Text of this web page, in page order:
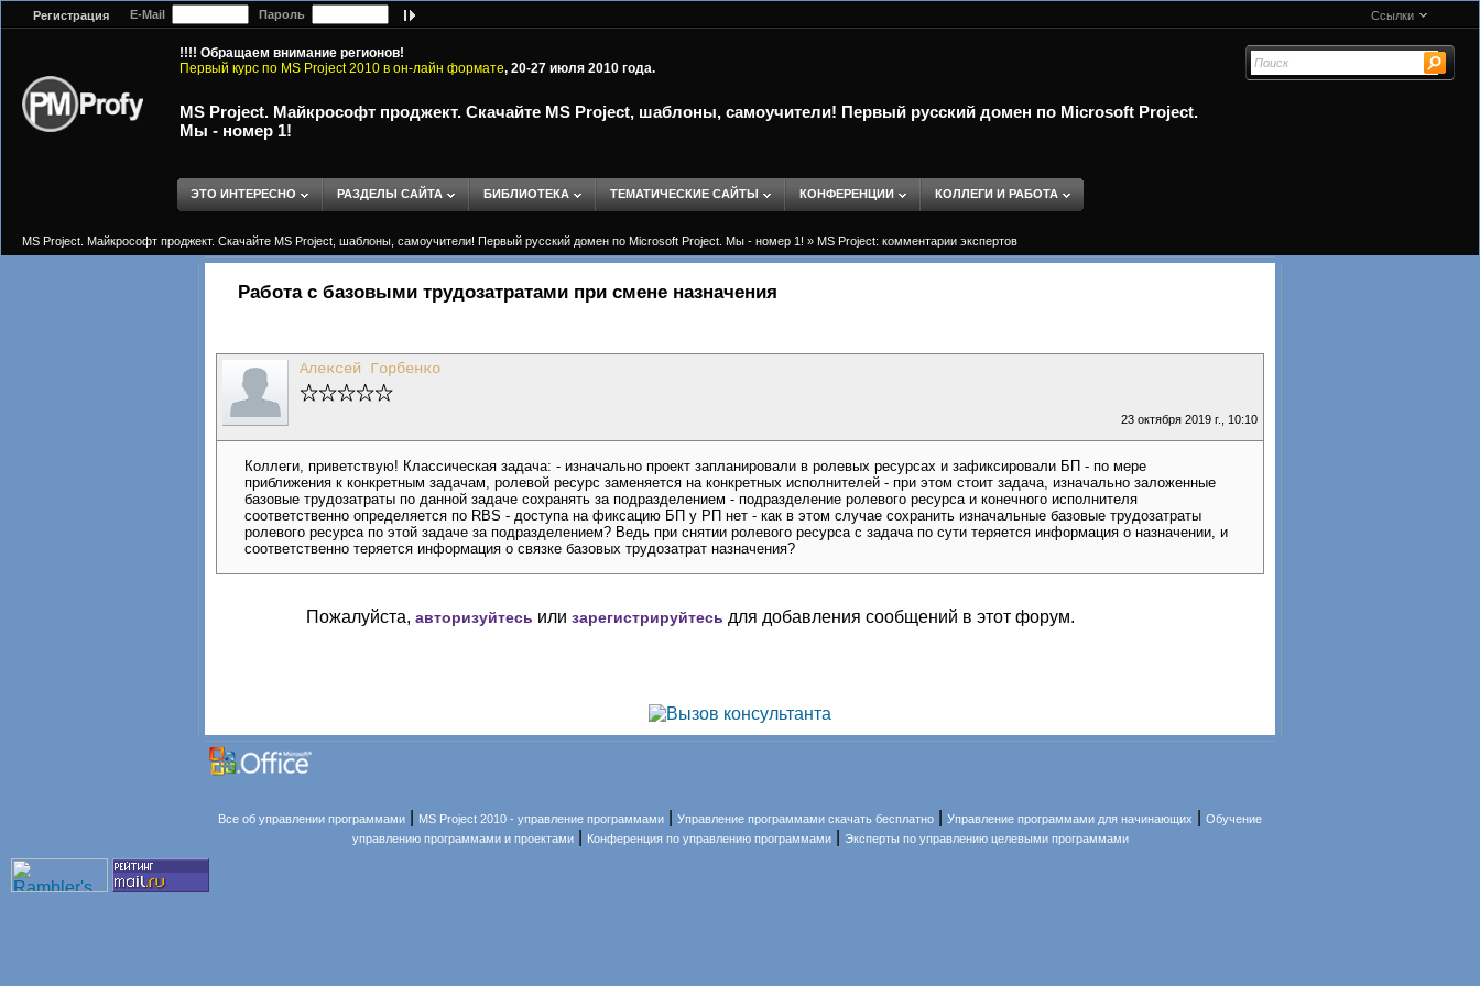
Регистрация E-Mail Пароль Ссылки
!!!! Обращаем внимание регионов!
Первый курс по MS Project 2010 в он-лайн формате, 20-27 июля 2010 года.
MS Project. Майкрософт проджект. Скачайте MS Project, шаблоны, самоучители! Первый русский домен по Microsoft Project.
Мы - номер 1!
ЭТО ИНТЕРЕСНО РАЗДЕЛЫ САЙТА БИБЛИОТЕКА ТЕМАТИЧЕСКИЕ САЙТЫ КОНФЕРЕНЦИИ КОЛЛЕГИ И РАБОТА
MS Project. Майкрософт проджект. Скачайте MS Project, шаблоны, самоучители! Первый русский домен по Microsoft Project. Мы - номер 1! » MS Project: комментарии экспертов
Работа с базовыми трудозатратами при смене назначения
Алексей Горбенко
23 октября 2019 г., 10:10
Коллеги, приветствую! Классическая задача: - изначально проект запланировали в ролевых ресурсах и зафиксировали БП - по мере
приближения к конкретным задачам, ролевой ресурс заменяется на конкретных исполнителей - при этом стоит задача, изначально заложенные
базовые трудозатраты по данной задаче сохранять за подразделением - подразделение ролевого ресурса и конечного исполнителя
соответственно определяется по RBS - доступа на фиксацию БП у РП нет - как в этом случае сохранить изначальные базовые трудозатраты
ролевого ресурса по этой задаче за подразделением? Ведь при снятии ролевого ресурса с задача по сути теряется информация о назначении, и
соответственно теряется информация о связке базовых трудозатрат назначения?
Пожалуйста, авторизуйтесь или зарегистрируйтесь для добавления сообщений в этот форум.
Все об управлении программами MS Project 2010 - управление программами Управление программами скачать бесплатно Управление программами для начинающих
Обучение
управлению программами и проектами| Конференция по управлению программами| Эксперты по управлению целевыми программами